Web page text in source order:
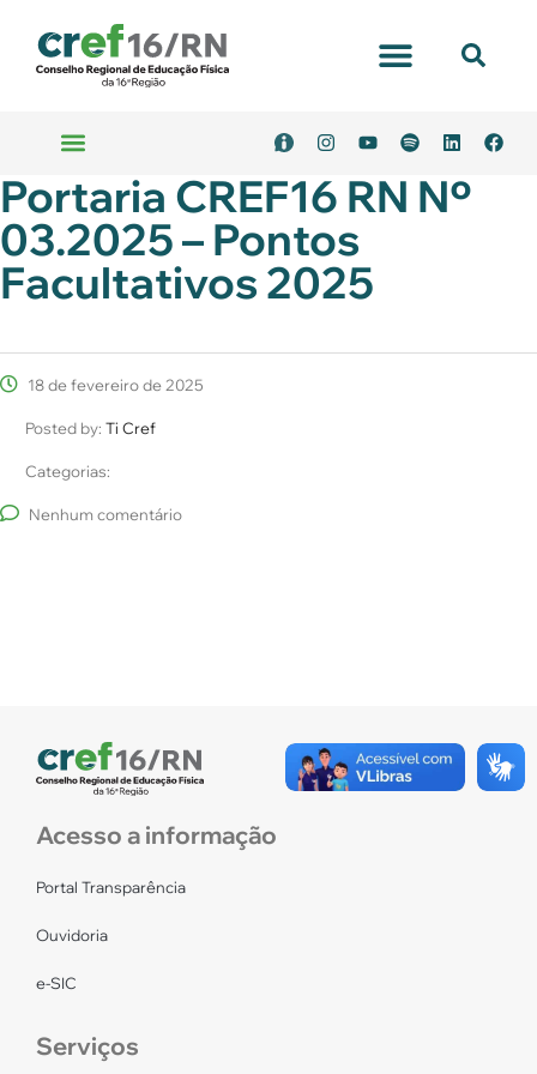
Portaria CREF16 RN Nº
03.2025 – Pontos
Facultativos 2025
18 de fevereiro de 2025
Posted by: Ti Cref
Categorias:
Nenhum comentário
Acesso a informação
Portal Transparência
Ouvidoria
e-SIC
Serviços